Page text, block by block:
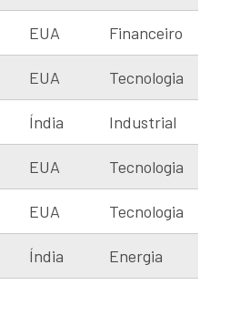
EUA Financeiro
EUA Tecnologia
Índia Industrial
EUA Tecnologia
EUA Tecnologia
Índia
Energia